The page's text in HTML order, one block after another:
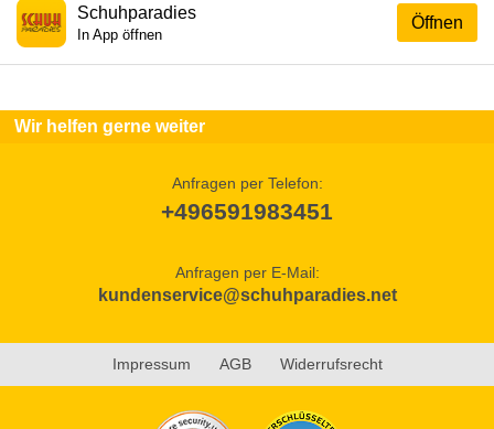
Öffnen
Schuhparadies
In App öffnen
Wir helfen gerne weiter
Anfragen per Telefon:
+496591983451
Anfragen per E-Mail:
kundenservice@schuhparadies.net
Impressum AGB Widerrufsrecht